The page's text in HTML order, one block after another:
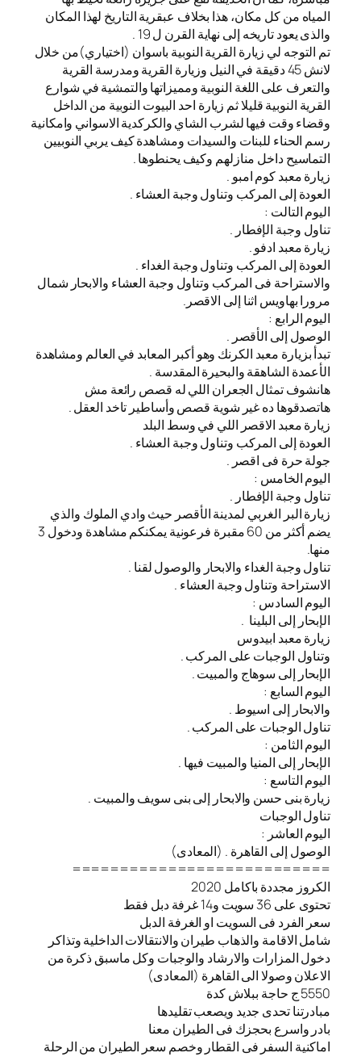
المياه من كل مكان، هذا بخلاف عبقرية التاريخ لهذا المكان
والذى يعود تاريخه إلى نهاية القرن ل 19 .
تم التوجه لي زيارة القرية النوبية باسوان (اختياري)من خلال
لانش 45 دقيقة في النيل وزيارة القرية ومدرسة القرية
والتعرف على اللغة النوبية ومميزاتها والتمشية في شوارع
القرية النوبية قليلا ثم زيارة احد البيوت النوبية من الداخل
وقضاء وقت فيها لشرب الشاي والكركدية الاسواني وامكانية
رسم الحناء للبنات والسيدات ومشاهدة كيف يربي النوبيين
التماسيح داخل منازلهم وكيف يحنطوها .
زيارة معبد كوم امبو .
العودة إلى المركب وتناول وجبة العشاء .
اليوم التالت :
تناول وجبة الإفطار .
زيارة معبد ادفو .
العودة إلى المركب وتناول وجبة الغداء .
والاستراحة فى المركب وتناول وجبة العشاء والابحار شمال
مرورا بهاويس اثنا إلى الاقصر.
اليوم الرابع :
الوصول إلى الأقصر .
تبدأ بزيارة معبد الكرنك وهو أكبر المعابد في العالم ومشاهدة
الأعمدة الشاهقة والبحيرة المقدسة .
هانشوف تمثال الجعران اللي له قصص رائعة مش
هاتصدقوها ده غير شوية قصص وأساطير تاخد العقل .
زيارة معبد الاقصر اللي في وسط البلد
العودة إلى المركب وتناول وجبة العشاء .
جولة حرة فى اقصر .
اليوم الخامس :
تناول وجبة الإفطار .
زيارة البر الغربي لمدينة الأقصر حيث وادي الملوك والذي
يضم أكثر من 60 مقبرة فرعونية يمكنكم مشاهدة ودخول 3
منها.
تناول وجبة الغداء والابحار والوصول لقنا .
الاستراحة وتناول وجبة العشاء .
اليوم السادس :
الإبحار إلى البلينا .
زيارة معبد ابيدوس
وتناول الوجبات على المركب .
الإبحار إلى سوهاج والمبيت .
اليوم السابع :
والابحار إلى اسيوط .
تناول الوجبات على المركب .
اليوم الثامن :
الإبحار إلى المنيا والمبيت فيها .
اليوم التاسع :
زيارة بنى حسن والابحار إلى بنى سويف والمبيت .
تناول الوجبات
اليوم العاشر :
الوصول إلى القاهرة . (المعادى)
===========================
الكروز مجددة باكامل 2020
تحتوى على 36 سويت و14 غرفة دبل فقط
سعر الفرد فى السويت او الغرفة الدبل
شامل الاقامة والذهاب طيران والانتقالات الداخلية وتذاكر
دخول المزارات والارشاد والوجبات وكل ماسبق ذكرة من
الاعلان وصولا الى القاهرة (المعادى)
5550 ج حاجة ببلاش كدة
مبادرتنا تحدى جديد ويصعب تقليدها
بادر واسرع بحجزك فى الطيران معنا
️اماكنية السفر فى القطار وخصم سعر الطيران من الرحلة